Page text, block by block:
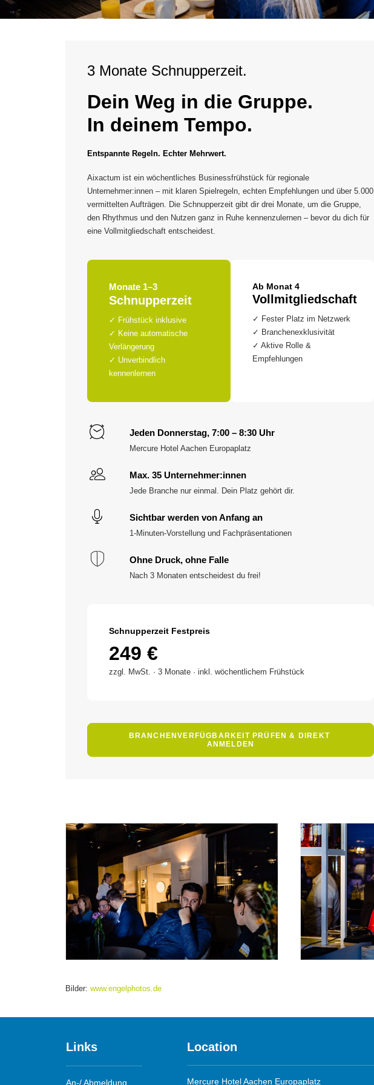
3 Monate Schnupperzeit.
Dein Weg in die Gruppe.
In deinem Tempo.
Entspannte Regeln. Echter Mehrwert.
Aixactum ist ein wöchentliches Businessfrühstück für regionale
Unternehmer:innen – mit klaren Spielregeln, echten Empfehlungen und über 5.000
vermittelten Aufträgen. Die Schnupperzeit gibt dir drei Monate, um die Gruppe,
den Rhythmus und den Nutzen ganz in Ruhe kennenzulernen – bevor du dich für
eine Vollmitgliedschaft entscheidest.
Monate 1–3
Schnupperzeit
✓ Frühstück inklusive
✓ Keine automatische
Verlängerung
✓ Unverbindlich
kennenlernen
Ab Monat 4
Vollmitgliedschaft
✓ Fester Platz im Netzwerk
✓ Branchenexklusivität
✓ Aktive Rolle &
Empfehlungen
Jeden Donnerstag, 7:00 – 8:30 Uhr
Mercure Hotel Aachen Europaplatz
Max. 35 Unternehmer:innen
Jede Branche nur einmal. Dein Platz gehört dir.
Sichtbar werden von Anfang an
1-Minuten-Vorstellung und Fachpräsentationen
Ohne Druck, ohne Falle
Nach 3 Monaten entscheidest du frei!
Schnupperzeit Festpreis
249 €
zzgl. MwSt. · 3 Monate · inkl. wöchentlichem Frühstück
BRANCHENVERFÜGBARKEIT PRÜFEN & DIREKT
ANMELDEN
Bilder: www.engelphotos.de
Links
An-/ Abmeldung
Location
Mercure Hotel Aachen Europaplatz